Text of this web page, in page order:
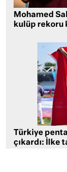
Mohamed
kulüp rekoru
Türkiye
çıkardı: İlke